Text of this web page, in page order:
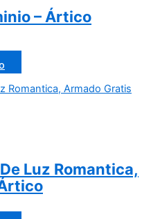
– Ártico
Luz Romantica,